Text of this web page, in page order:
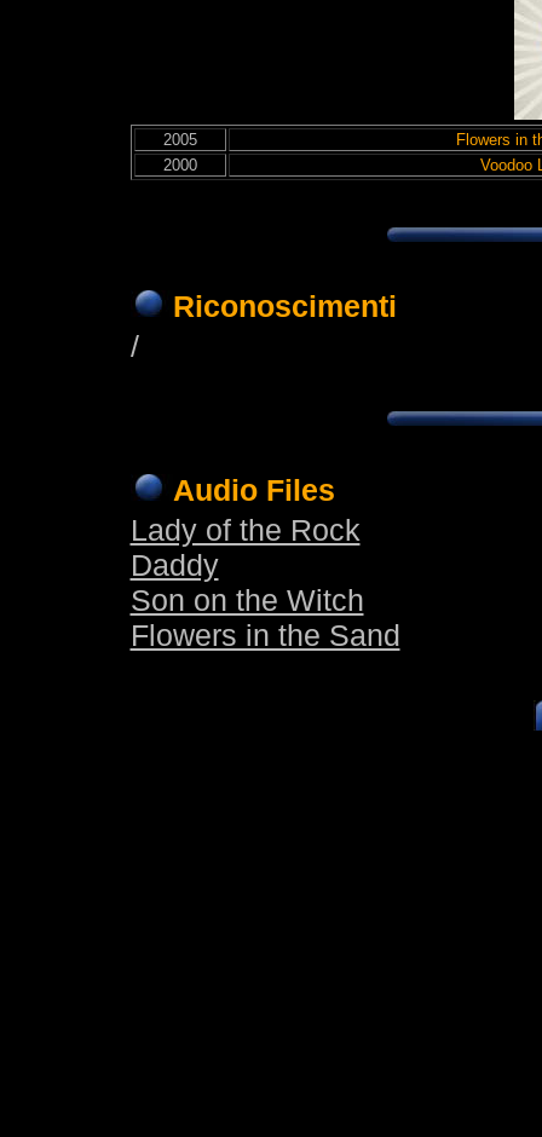
2005
Flowers in
2000
Voodoo
Riconoscimenti
/
Audio Files
Lady of the Rock
Daddy
Son on the Witch
Flowers in the Sand